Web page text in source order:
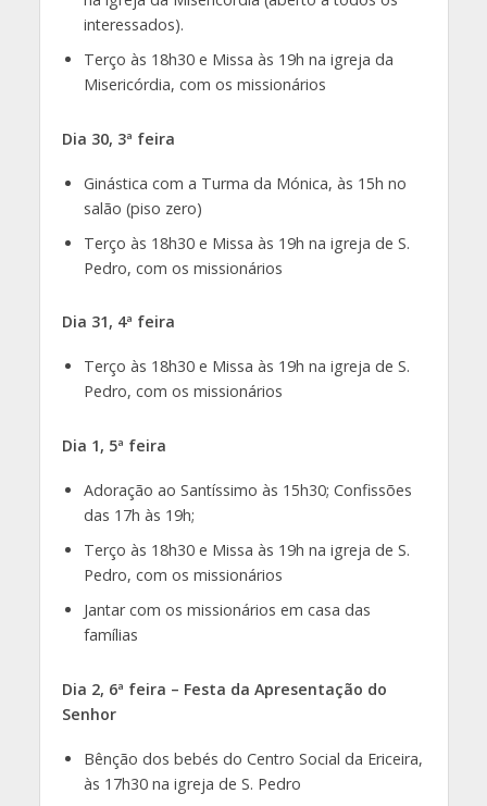
interessados).
Terço às 18h30 e Missa às 19h na igreja da
Misericórdia, com os missionários
Dia 30, 3ª feira
Ginástica com a Turma da Mónica, às 15h no
salão (piso zero)
Terço às 18h30 e Missa às 19h na igreja de S.
Pedro, com os missionários
Dia 31, 4ª feira
Terço às 18h30 e Missa às 19h na igreja de S.
Pedro, com os missionários
Dia 1, 5ª feira
Adoração ao Santíssimo às 15h30; Confissões
das 17h às 19h;
Terço às 18h30 e Missa às 19h na igreja de S.
Pedro, com os missionários
Jantar com os missionários em casa das
famílias
Dia 2, 6ª feira – Festa da Apresentação do
Senhor
Bênção dos bebés do Centro Social da Ericeira,
às 17h30 na igreja de S. Pedro